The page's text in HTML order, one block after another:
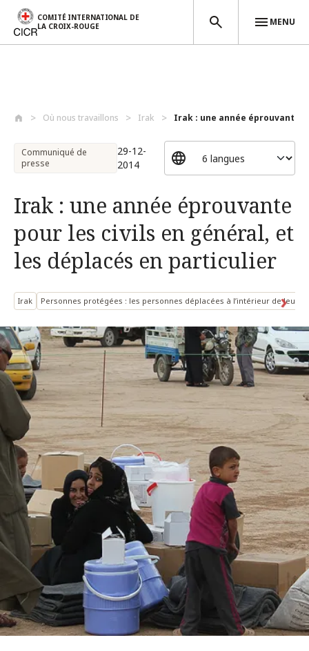
COMITÉ INTERNATIONAL DE
LA CROIX-ROUGE
MENU
Où nous travaillons Irak Irak : une année éprouvante
Communiqué de
presse
29-12-
2014
Irak : une année éprouvante
pour les civils en général, et
les déplacés en particulier
Irak Personnes protégées : les personnes déplacées à l’intérieur de leur